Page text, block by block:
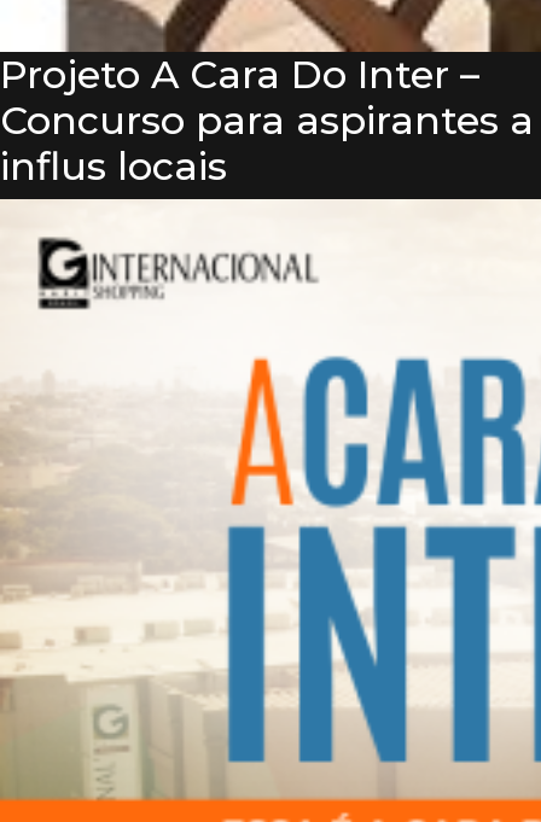
Projeto A Cara Do Inter –
Concurso para aspirantes a
influs locais